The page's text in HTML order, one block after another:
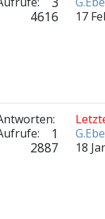
4616
17
1
2887
18